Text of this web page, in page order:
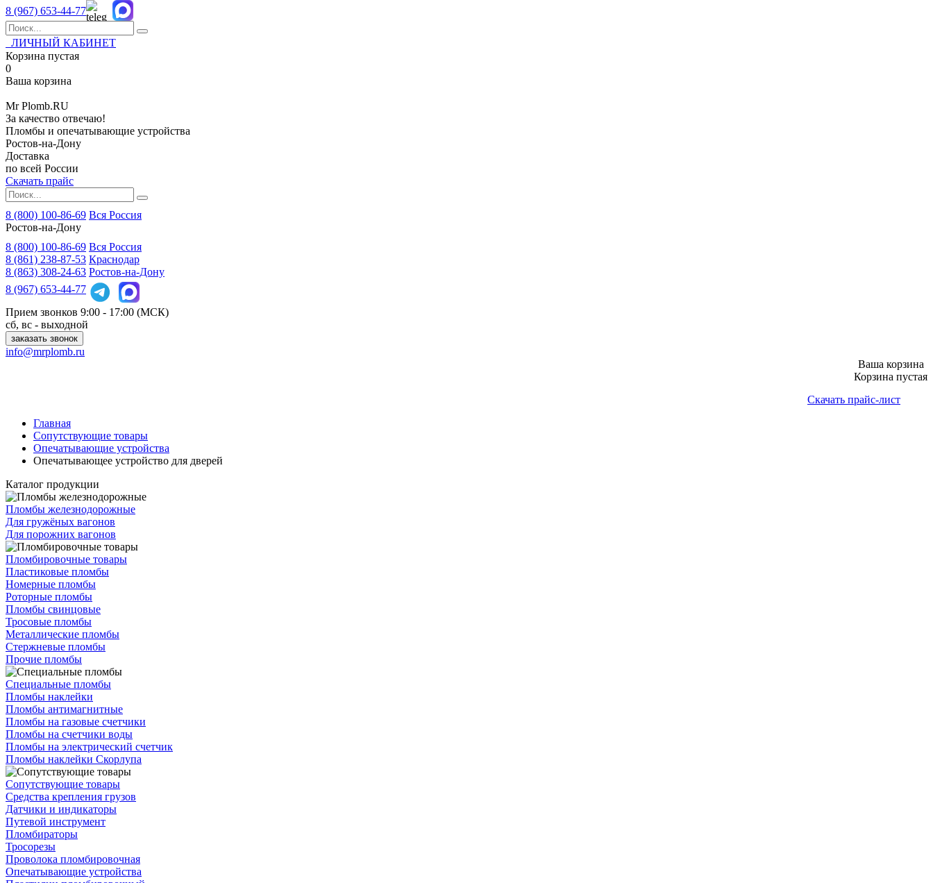
8 (967) 653-44-77
ЛИЧНЫЙ КАБИНЕТ
Корзина пустая
0
Ваша корзина
MrPlomb.RU
За качество отвечаю!
Пломбы и опечатывающие устройства
Ростов-на-Дону
Доставка
по всей России
Скачать прайс
8 (800) 100-86-69 Вся Россия
Ростов-на-Дону
8 (800) 100-86-69 Вся Россия
8 (861) 238-87-53 Краснодар
8 (863) 308-24-63 Ростов-на-Дону
8 (967) 653-44-77
Прием звонков 9:00 - 17:00 (МСК)
сб, вс - выходной
заказать звонок
info@mrplomb.ru
Ваша корзина
Корзина пустая
Скачать прайс-лист
Главная
Сопутствующие товары
Опечатывающие устройства
Опечатывающее устройство для дверей
Каталог продукции
Пломбы железнодорожные
Для гружёных вагонов
Для порожних вагонов
Пломбировочные товары
Пластиковые пломбы
Номерные пломбы
Роторные пломбы
Пломбы свинцовые
Тросовые пломбы
Металлические пломбы
Стержневые пломбы
Прочие пломбы
Специальные пломбы
Пломбы наклейки
Пломбы антимагнитные
Пломбы на газовые счетчики
Пломбы на счетчики воды
Пломбы на электрический счетчик
Пломбы наклейки Скорлупа
Сопутствующие товары
Средства крепления грузов
Датчики и индикаторы
Путевой инструмент
Пломбираторы
Тросорезы
Проволока пломбировочная
Опечатывающие устройства